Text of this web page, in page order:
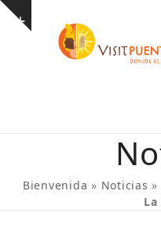
Skip
Show
Bienvenida » Noticias »